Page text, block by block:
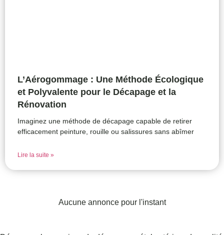
L’Aérogommage : Une Méthode Écologique
et Polyvalente pour le Décapage et la
Rénovation
Imaginez une méthode de décapage capable de retirer
efficacement peinture, rouille ou salissures sans abîmer
Lire la suite »
Aucune annonce pour l'instant